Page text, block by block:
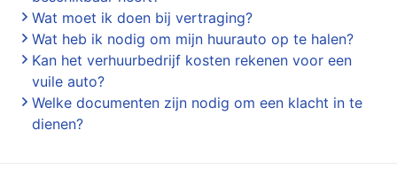
Wat moet ik doen bij vertraging?
Wat heb ik nodig om mijn huurauto op te halen?
Kan het verhuurbedrijf kosten rekenen voor een
vuile auto?
Welke documenten zijn nodig om een klacht in te
dienen?